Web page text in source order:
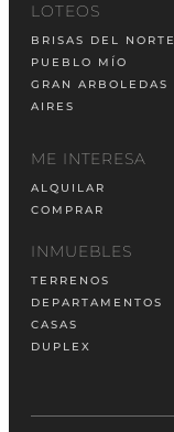
ME INTERESA
ALQUILAR
COMPRAR
INMUEBLES
TERRENOS
DEPARTAMENTOS
CASAS
DUPLEX
LOTEOS
BRISAS DEL NORTE
PUEBLO MÍO
GRAN ARBOLEDAS
AIRES